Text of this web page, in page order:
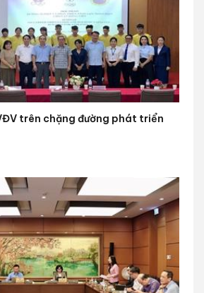
trên chặng đường phát triển